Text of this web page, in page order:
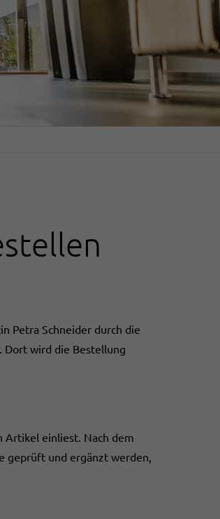
Petra Schneider durch die
Dort wird die Bestellung
Artikel einliest. Nach dem
geprüft und ergänzt werden,